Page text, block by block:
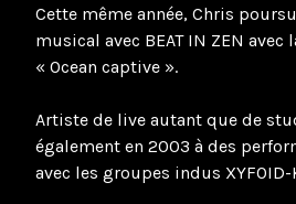
Cette même année, Chris
musical avec BEAT IN ZEN avec
« Ocean captive ».
Artiste de live autant que de
également en 2003 à des
avec les groupes indus XYFOID-